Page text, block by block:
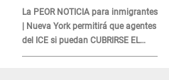
DOCUMENTO
La PEOR NOTICIA para inmigrantes
| Nueva York permitirá que agentes
del ICE si puedan CUBRIRSE EL
ROSTRO